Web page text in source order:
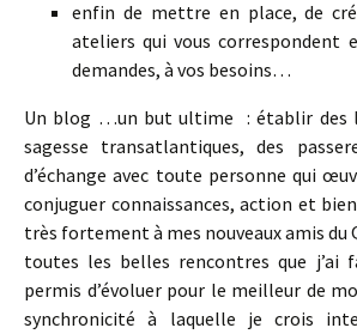
enfin de mettre en place, de
ateliers qui vous correspondent
demandes, à vos besoins…
Un blog …un but ultime : établir des
sagesse transatlantiques, des
d’échange avec toute personne qui
conjuguer connaissances, action et
très fortement à mes nouveaux amis du
toutes les belles rencontres que j’ai
permis d’évoluer pour le meilleur de
synchronicité à laquelle je crois